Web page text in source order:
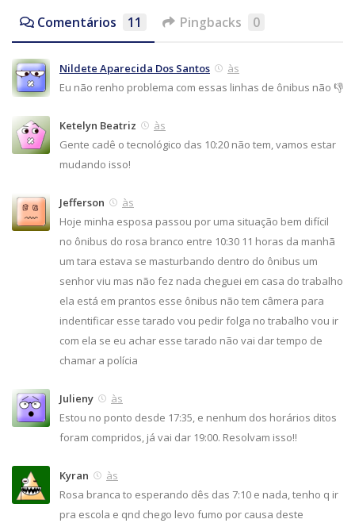
Comentários 11 Pingbacks 0
Nildete Aparecida Dos Santos
às
Eu não renho problema com essas linhas de ônibus não 👎
Ketelyn Beatriz
às
Gente cadê o tecnológico das 10:20 não tem, vamos estar
mudando isso!
Jefferson
às
Hoje minha esposa passou por uma situação bem difícil
no ônibus do rosa branco entre 10:30 11 horas da manhã
um tara estava se masturbando dentro do ônibus um
senhor viu mas não fez nada cheguei em casa do trabalho
ela está em prantos esse ônibus não tem câmera para
indentificar esse tarado vou pedir folga no trabalho vou ir
com ela se eu achar esse tarado não vai dar tempo de
chamar a polícia
Julieny
às
Estou no ponto desde 17:35, e nenhum dos horários ditos
foram compridos, já vai dar 19:00. Resolvam isso!!
Kyran
às
Rosa branca to esperando dês das 7:10 e nada, tenho q ir
pra escola e qnd chego levo fumo por causa deste